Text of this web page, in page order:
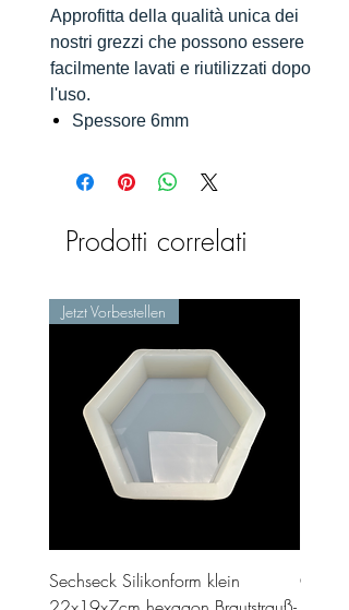
Approfitta della qualità unica dei
nostri grezzi che possono essere
facilmente lavati e riutilizzati dopo
l'uso.
Spessore 6mm
Prodotti correlati
Jetzt Vorbestellen
Sechseck Silikonform klein